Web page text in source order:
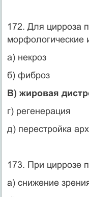
172. Для цирроза
морфологические
а) некроз
б) фиброз
В) жировая
г) регенерация
д) перестройка
173. При циррозе
а) снижение